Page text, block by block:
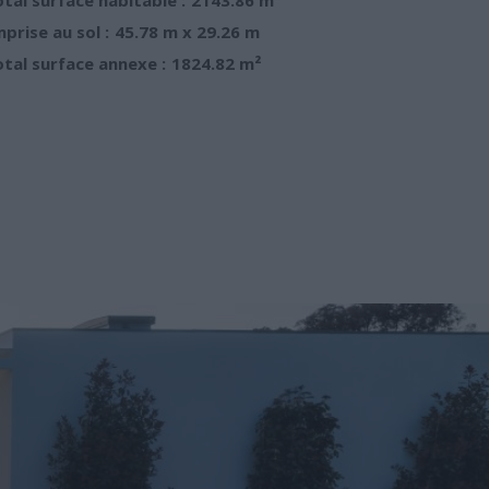
au sol : 45.78 m x 29.26 m
surface annexe : 1824.82 m²